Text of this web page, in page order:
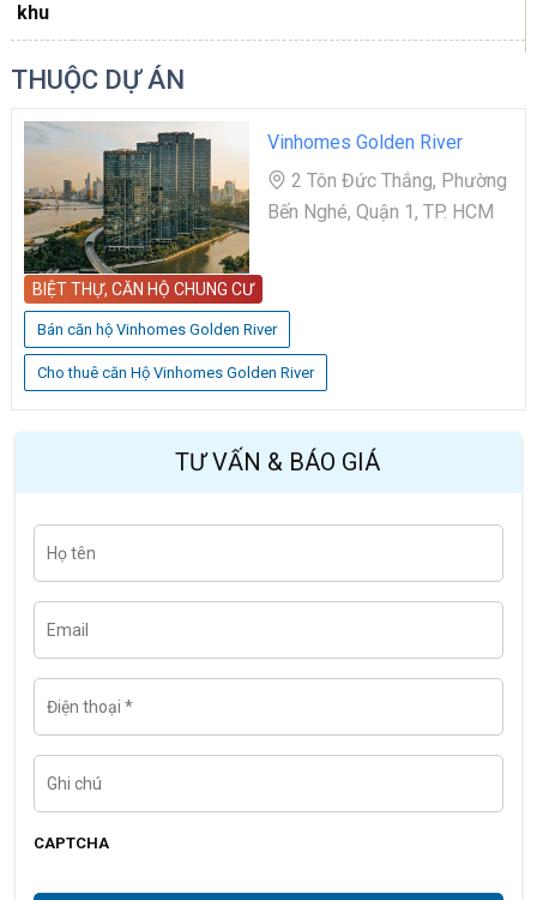
khu
THUỘC DỰ ÁN
Vinhomes Golden River
2 Tôn Đức Thắng, Phường
Bến Nghé, Quận 1, TP. HCM
BIỆT THỰ, CĂN HỘ CHUNG CƯ
Bán căn hộ Vinhomes Golden River
Cho thuê căn Hộ Vinhomes Golden River
TƯ VẤN & BÁO GIÁ
H
n
E
lĐ
t
i
G
h
CAPTCHA